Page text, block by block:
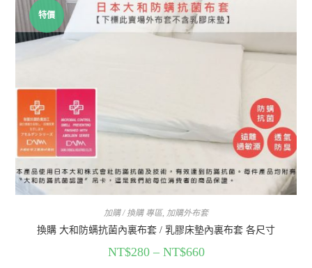
特價
加購 / 換購 專區, 加購外布套
換購 大和防螨抗菌內裏布套 / 乳膠床墊內裏布套 各尺寸
NT$280– NT$660